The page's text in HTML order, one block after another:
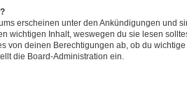
erscheinen unter den Ankündigungen und
wichtigen Inhalt, weswegen du sie lesen
von deinen Berechtigungen ab, ob du
die Board-Administration ein.